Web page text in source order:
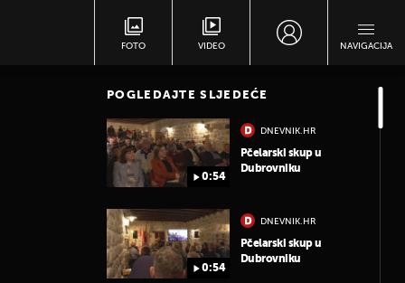
FOTO VIDEO NAVIGACIJA
POGLEDAJTE SLJEDEĆE
0:54
DNEVNIK.HR
Pčelarski skup u
Dubrovniku
0:54
DNEVNIK.HR
Pčelarski skup u
Dubrovniku